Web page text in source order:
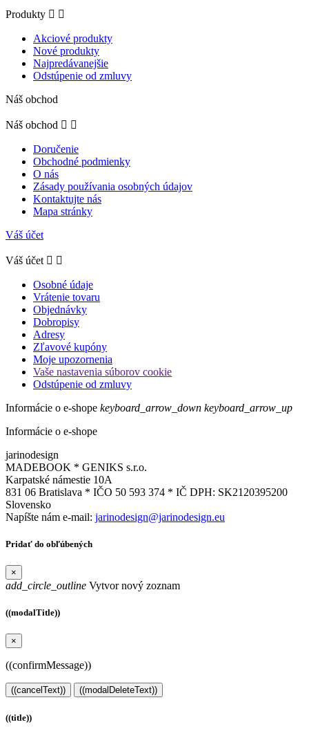
Produkty  
Akciové produkty
Nové produkty
Najpredávanejšie
Odstúpenie od zmluvy
Náš obchod
Náš obchod  
Doručenie
Obchodné podmienky
O nás
Zásady používania osobných údajov
Kontaktujte nás
Mapa stránky
Váš účet
Váš účet  
Osobné údaje
Vrátenie tovaru
Objednávky
Dobropisy
Adresy
Zľavové kupóny
Moje upozornenia
Vaše nastavenia súborov cookie
Odstúpenie od zmluvy
Informácie o e-shope keyboard_arrow_down keyboard_arrow_up
Informácie o e-shope
jarinodesign
MADEBOOK * GENIKS s.r.o.
Karpatské námestie 10A
831 06 Bratislava * IČO 50 593 374 * IČ DPH: SK2120395200
Slovensko
Napíšte nám e-mail: jarinodesign@jarinodesign.eu
Pridať do obľúbených
×
add_circle_outline Vytvor nový zoznam
((modalTitle))
×
((confirmMessage))
((cancelText)) ((modalDeleteText))
((title))